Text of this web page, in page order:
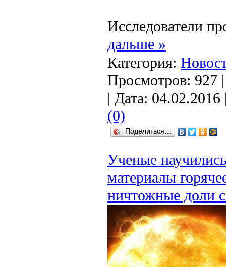
Исследователи
дальше »
Категория:
Просмотров: 927
| Дата: 04.02.2016
(0)
Поделиться…
Ученые
материалы
ничтожные доли